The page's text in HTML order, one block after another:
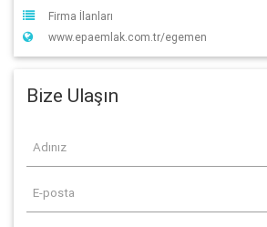
Firma İlanları
www.epaemlak.com.tr/egemen
Bize Ulaşın